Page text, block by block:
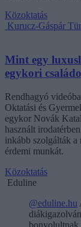
Közoktatás
Kurucz-Gáspár
Mint egy
egykori
Rendhagyó
Oktatási és
egykor Novák
használt
inkább szolgálták a
érdemi munkát.
Közoktatás
Eduline
@eduline.hu
bonyolultnak